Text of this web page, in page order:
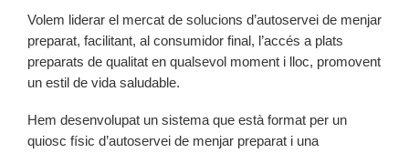
Volem liderar el mercat de solucions d’autoservei de menjar
preparat, facilitant, al consumidor final, l’accés a plats
preparats de qualitat en qualsevol moment i lloc, promovent
un estil de vida saludable.
Hem desenvolupat un sistema que està format per un
quiosc físic d’autoservei de menjar preparat i una